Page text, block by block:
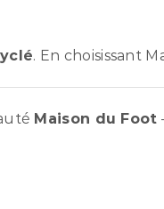
. En choisissant
Maison du Foot